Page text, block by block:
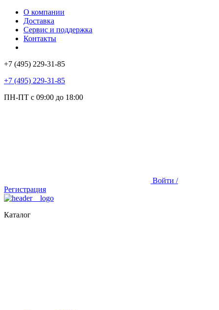
О компании
Доставка
Сервис и поддержка
Контакты
+7 (495) 229-31-85
+7 (495) 229-31-85
ПН-ПТ с 09:00 до 18:00
Войти /
Регистрация
Каталог